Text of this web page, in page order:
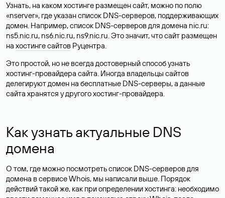
Узнать, на каком хостинге размещен сайт, можно по полю
«nserver», где указан список DNS-серверов, поддерживающих
домен. Например, список DNS-серверов для домена nic.ru:
ns5.nic.ru, ns6.nic.ru, ns9.nic.ru. Это значит, что сайт размещен
на хостинге сайтов Руцентра.
Это простой, но не всегда достоверный способ узнать
хостинг-провайдера сайта. Иногда владельцы сайтов
делегируют домен на бесплатные DNS-серверы, а данные
сайта хранятся у другого хостинг-провайдера.
Как узнать актуальные DNS
домена
О том, где можно посмотреть список DNS-серверов для
домена в сервисе Whois, мы написали выше. Порядок
действий такой же, как при определении хостинга: необходимо